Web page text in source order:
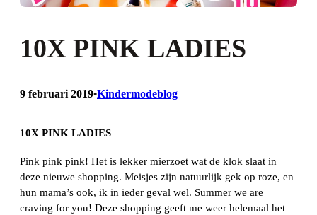
10X PINK LADIES
9 februari 2019•Kindermodeblog
10X PINK LADIES
Pink pink pink! Het is lekker mierzoet wat de klok slaat in
deze nieuwe shopping. Meisjes zijn natuurlijk gek op roze, en
hun mama’s ook, ik in ieder geval wel. Summer we are
craving for you! Deze shopping geeft me weer helemaal het